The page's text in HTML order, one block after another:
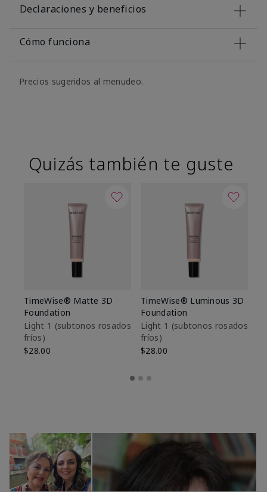
Declaraciones y beneficios
Cómo funciona
Precios sugeridos al menudeo.
Quizás también te guste
TimeWise® Matte 3D
Foundation
Light 1​ (subtonos rosados
fríos)
$28.00
TimeWise® Luminous 3D
Foundation
Light 1​ (subtonos rosados
fríos)
$28.00